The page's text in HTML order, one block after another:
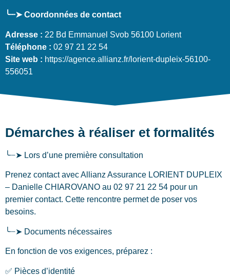
╰┈➤ Coordonnées de contact
Adresse : 22 Bd Emmanuel Svob 56100 Lorient
Téléphone : 02 97 21 22 54
Site web : https://agence.allianz.fr/lorient-dupleix-56100-
556051
Démarches à réaliser et formalités
╰┈➤ Lors d’une première consultation
Prenez contact avec Allianz Assurance LORIENT DUPLEIX
– Danielle CHIAROVANO au 02 97 21 22 54 pour un
premier contact. Cette rencontre permet de poser vos
besoins.
╰┈➤ Documents nécessaires
En fonction de vos exigences, préparez :
✅ Pièces d’identité